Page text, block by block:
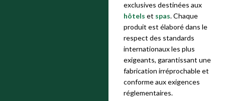
exclusives destinées aux
hôtels et spas. Chaque
produit est élaboré dans le
respect des standards
internationaux les plus
exigeants, garantissant une
fabrication irréprochable et
conforme aux exigences
réglementaires.